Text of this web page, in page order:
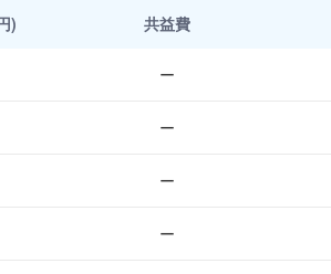
) 共益費
ー
ー
ー
ー